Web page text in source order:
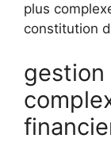
plus
constitution